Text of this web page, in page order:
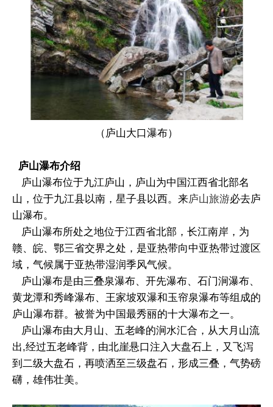
（庐山大口瀑布）
庐山瀑布介绍
庐山瀑布位于九江庐山，庐山为中国江西省北部名
山，位于九江县以南，星子县以西。来庐山旅游必去庐
山瀑布。
庐山瀑布所处之地位于江西省北部，长江南岸，为
赣、皖、鄂三省交界之处，是亚热带向中亚热带过渡区
域，气候属于亚热带湿润季风气候。
庐山瀑布是由三叠泉瀑布、开先瀑布、石门涧瀑布、
黄龙潭和秀峰瀑布、王家坡双瀑和玉帘泉瀑布等组成的
庐山瀑布群。被誉为中国最秀丽的十大瀑布之一。
庐山瀑布由大月山、五老峰的涧水汇合，从大月山流
出,经过五老峰背，由北崖悬口注入大盘石上，又飞泻
到二级大盘石，再喷洒至三级盘石，形成三叠，气势磅
礴，雄伟壮美。